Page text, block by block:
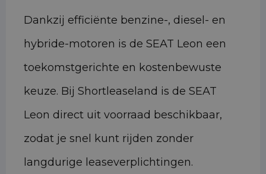
Dankzij efficiënte benzine-, diesel- en
hybride-motoren is de SEAT Leon een
toekomstgerichte en kostenbewuste
keuze. Bij Shortleaseland is de SEAT
Leon direct uit voorraad beschikbaar,
zodat je snel kunt rijden zonder
langdurige leaseverplichtingen.